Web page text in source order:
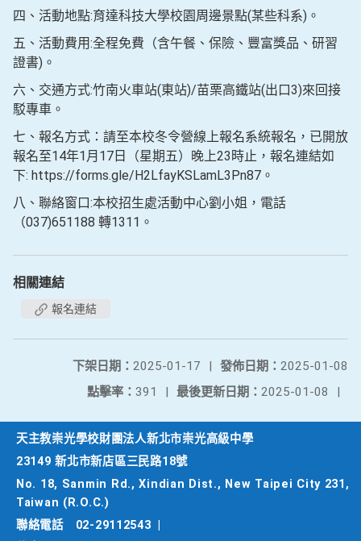
四、活動地點:育達科技大學校園周邊景點(某些科系)。
五、活動費用:全程免費（含午餐、保險、豐富獎品、研習
證書)。
六、交通方式:竹南火車站(東站)/苗栗高鐵站(出口3)來回接
駁專車。
七、報名方式：請至本校冬令營線上報名系統報名，已開放
報名至14年1月17日（星期五）晚上23時止，報名連結如
下: https://forms.gle/H2LfayKSLamL3Pn87。
八、聯絡窗口:本校招生處活動中心劉小姐，電話
（037)651188 轉1311。
相關連結
報名連結
發佈日期： 2025-01-08
下架日期： 2025-01-17
|
最後更新日期： 2025-01-08 |
點擊率： 391 |
天主教崇光學校財團法人新北市崇光高級中學
23149 新北市新店區三民路18號
No. 18, Sanmin Rd., Xindian Dist., New Taipei City 231,
Taiwan (R.O.C.)
聯絡電話
02-29112543